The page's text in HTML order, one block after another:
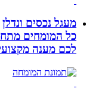
מעגל נכסים ונדלן
כל המומחים מתחום
לכם מענה מקצועי